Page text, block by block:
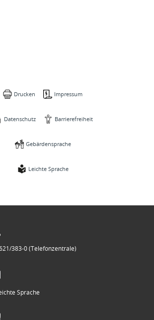
Drucken Impressum
Datenschutz Barrierefreiheit
Gebärdensprache
Leichte Sprache
383-0 (Telefonzentrale)
Sprache